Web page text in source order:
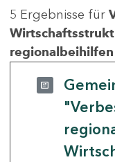
5 Ergebnisse für
regionalbeihilfen